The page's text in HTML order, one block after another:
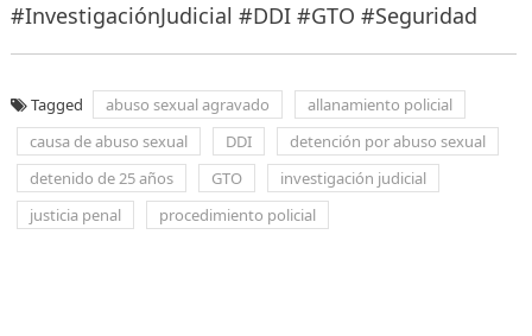
#InvestigaciónJudicial #DDI #GTO #Seguridad
Tagged abuso sexual agravado
allanamiento policial
causa de abuso sexual
DDI
detención por abuso sexual
detenido de 25 años
GTO
investigación judicial
justicia penal
procedimiento policial